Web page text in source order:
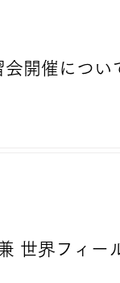
開催につい
世界フィー